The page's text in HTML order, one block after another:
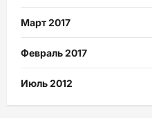
Март 2017
Февраль 2017
Июль 2012